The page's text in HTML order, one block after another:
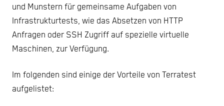
und Munstern für gemeinsame Aufgaben von
Infrastrukturtests, wie das Absetzen von HTTP
Anfragen oder SSH Zugriff auf spezielle virtuelle
Maschinen, zur Verfügung.
Im folgenden sind einige der Vorteile von Terratest
aufgelistet: